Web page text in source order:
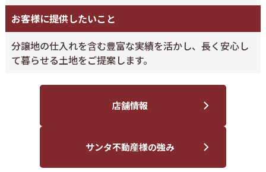
お客様に提供したいこと
分譲地の仕入れを含む豊富な実績を活かし、長く安心し
て暮らせる土地をご提案します。
店舗情報
サンタ不動産様の強み